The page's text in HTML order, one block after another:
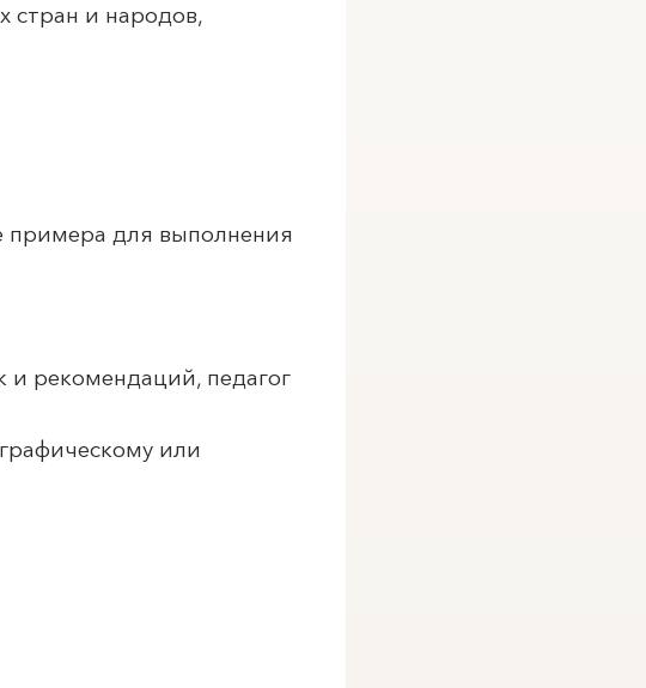
стран и народов,
примера для выполнения
и рекомендаций, педагог
или